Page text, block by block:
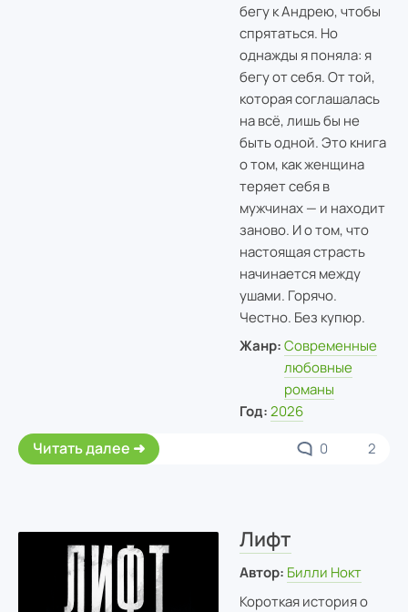
бегу к Андрею, чтобы
спрятаться. Но
однажды я поняла: я
бегу от себя. От той,
которая соглашалась
на всё, лишь бы не
быть одной. Это книга
о том, как женщина
теряет себя в
мужчинах — и находит
заново. И о том, что
настоящая страсть
начинается между
ушами. Горячо.
Честно. Без купюр.
Жанр: Современные
любовные
романы
Год: 2026
Читать далее 0 2
Лифт
Автор: Билли Нокт
Короткая история о